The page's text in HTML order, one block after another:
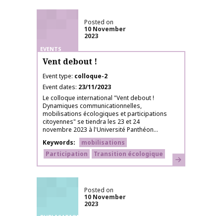
EVENTS
Posted on
10 November
2023
Vent debout !
Event type colloque-2
Event dates 23/11/2023
Le colloque international "Vent debout !
Dynamiques communicationnelles,
mobilisations écologiques et participations
citoyennes" se tiendra les 23 et 24
novembre 2023 à l'Université Panthéon...
Keywords
mobilisations
Participation
Transition écologique Learn more
Posted on
10 November
2023